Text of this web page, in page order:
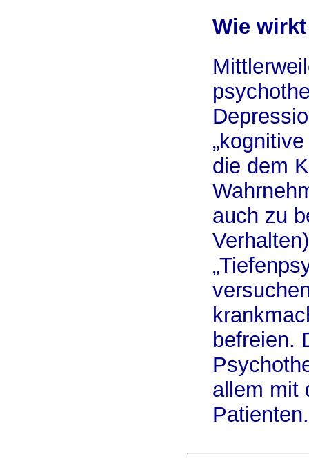
Wie
die dem
auch zu
befreien.
allem mit
Patienten.